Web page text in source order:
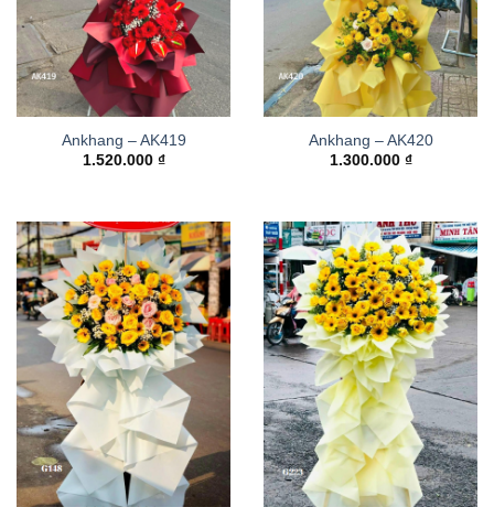
Ankhang – AK419
1.520.000 ₫
Ankhang – AK420
1.300.000 ₫